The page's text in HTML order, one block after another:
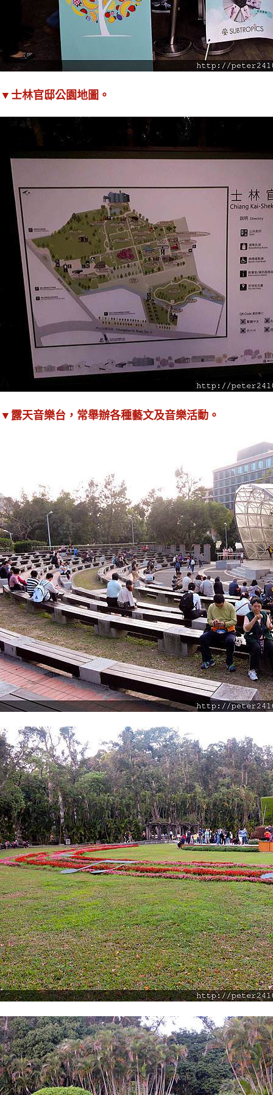
▼士林官邸公園地圖。
▼露天音樂台，常舉辦各種藝文及音樂活動。